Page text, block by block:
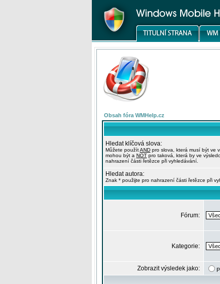
Obsah fóra WMHelp.cz
Hledat klíčová slova:
Můžete použítAND pro slova, která musí být ve
mohou být a NOT pro taková, která by ve
nahrazení části řetězce při vyhledávání.
Hledat autora:
Znak * použijte pro nahrazení části řetězce při
Fórum:
Kategorie:
Zobrazit výsledek jako: